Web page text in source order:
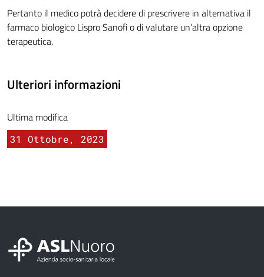
Pertanto il medico potrà decidere di prescrivere in alternativa il
farmaco biologico Lispro Sanofi o di valutare un’altra opzione
terapeutica.
Ulteriori informazioni
Ultima modifica
31 Ottobre, 2023